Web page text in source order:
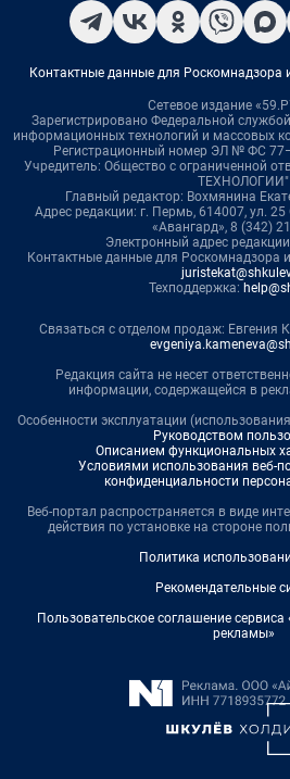
Контактные данные для Роскомнадзора
Сетевое издание
Зарегистрировано Федеральной
информационных технологий и массовых
Регистрационный номер ЭЛ № ФС
Учредитель: Общество с ограниченной
ТЕХНОЛОГИИ"
Главный редактор: Вохмянина
Адрес редакции: г. Пермь, 614007, ул.
«Авангард», 8 (342)
Электронный адрес
Контактные данные для Роскомнадзора
Техподдержка:
Связаться с отделом продаж: Евгения
Редакция сайта не несет
информации, содержащейся в
Особенности эксплуатации
Руководством
Описанием функциональных
Условиями использования веб-
конфиденциальности
Веб-портал распространяется в виде
действия по установке на стороне
Политика
Рекомендательные
Пользовательское соглашение
рекламы»